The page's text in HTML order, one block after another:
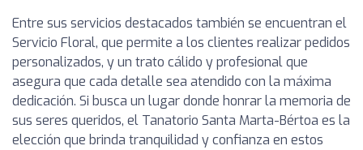
Entre sus servicios destacados también se encuentran el
Servicio Floral, que permite a los clientes realizar pedidos
personalizados, y un trato cálido y profesional que
asegura que cada detalle sea atendido con la máxima
dedicación. Si busca un lugar donde honrar la memoria de
sus seres queridos, el Tanatorio Santa Marta-Bértoa es la
elección que brinda tranquilidad y confianza en estos